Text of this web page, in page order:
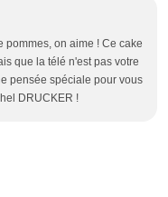
pommes, on aime ! Ce cake
que la télé n'est pas votre
pensée spéciale pour vous
DRUCKER !